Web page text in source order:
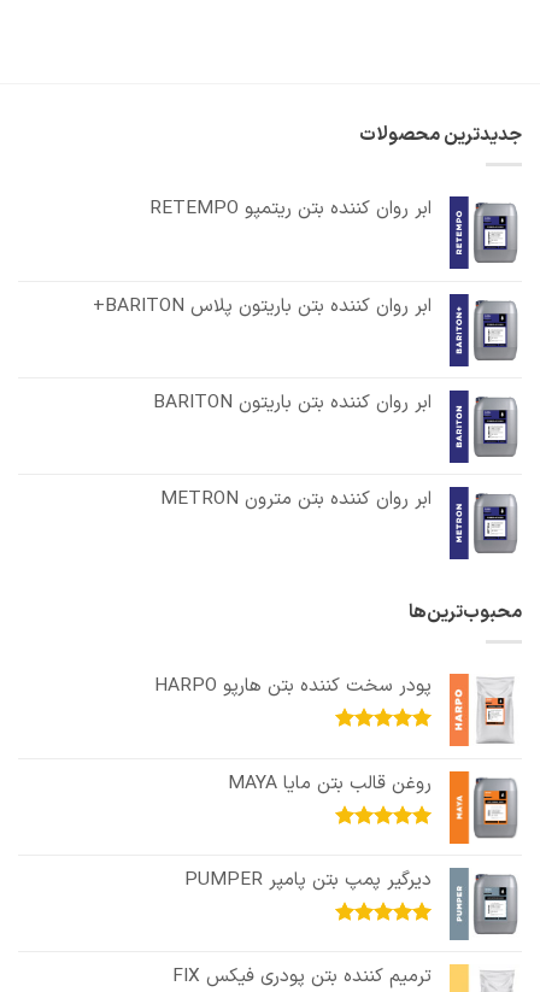
جدیدترین محصولات
ابر روان کننده بتن ریتمپو RETEMPO
ابر روان کننده بتن باریتون پلاس BARITON+
ابر روان کننده بتن باریتون BARITON
ابر روان کننده بتن مترون METRON
محبوب‌ترین‌ها
پودر سخت کننده بتن هارپو HARPO
روغن قالب بتن مایا MAYA
دیرگیر پمپ بتن پامپر PUMPER
ترمیم کننده بتن پودری فیکس FIX